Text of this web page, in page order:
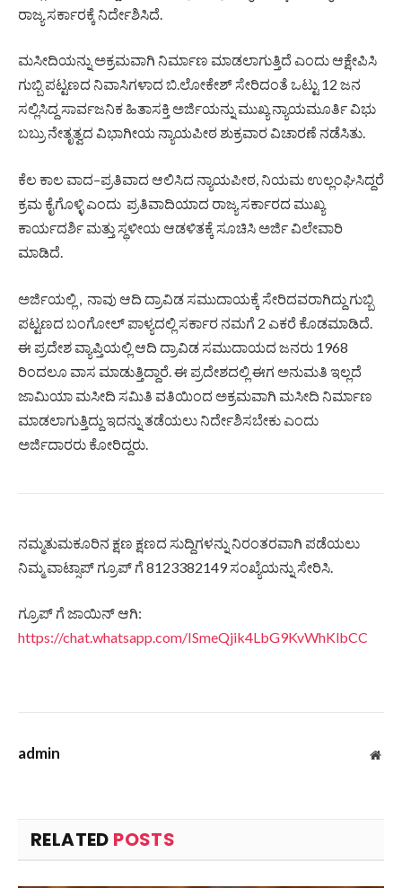
ರಾಜ್ಯ ಸರ್ಕಾರಕ್ಕೆ ನಿರ್ದೇಶಿಸಿದೆ.
ಮಸೀದಿಯನ್ನು ಅಕ್ರಮವಾಗಿ ನಿರ್ಮಾಣ ಮಾಡಲಾಗುತ್ತಿದೆ ಎಂದು ಆಕ್ಷೇಪಿಸಿ
ಗುಬ್ಬಿ ಪಟ್ಟಣದ ನಿವಾಸಿಗಳಾದ ಬಿ.ಲೋಕೇಶ್ ಸೇರಿದಂತೆ ಒಟ್ಟು 12 ಜನ
ಸಲ್ಲಿಸಿದ್ದ ಸಾರ್ವಜನಿಕ ಹಿತಾಸಕ್ತಿ ಅರ್ಜಿಯನ್ನು ಮುಖ್ಯ ನ್ಯಾಯಮೂರ್ತಿ ವಿಭು
ಬಬ್ರು ನೇತೃತ್ವದ ವಿಭಾಗೀಯ ನ್ಯಾಯಪೀಠ ಶುಕ್ರವಾರ ವಿಚಾರಣೆ ನಡೆಸಿತು.
ಕೆಲ ಕಾಲ ವಾದ–ಪ್ರತಿವಾದ ಆಲಿಸಿದ ನ್ಯಾಯಪೀಠ, ನಿಯಮ ಉಲ್ಲಂಘಿಸಿದ್ದರೆ
ಕ್ರಮ ಕೈಗೊಳ್ಳಿ ಎಂದು ಪ್ರತಿವಾದಿಯಾದ ರಾಜ್ಯ ಸರ್ಕಾರದ ಮುಖ್ಯ
ಕಾರ್ಯದರ್ಶಿ ಮತ್ತು ಸ್ಥಳೀಯ ಆಡಳಿತಕ್ಕೆ ಸೂಚಿಸಿ ಅರ್ಜಿ ವಿಲೇವಾರಿ
ಮಾಡಿದೆ.
ಅರ್ಜಿಯಲ್ಲಿ , ನಾವು ಆದಿ ದ್ರಾವಿಡ ಸಮುದಾಯಕ್ಕೆ ಸೇರಿದವರಾಗಿದ್ದು ಗುಬ್ಬಿ
ಪಟ್ಟಣದ ಬಂಗೋಲ್‌ ಪಾಳ್ಯದಲ್ಲಿ ಸರ್ಕಾರ ನಮಗೆ 2 ಎಕರೆ ಕೊಡಮಾಡಿದೆ.
ಈ ಪ್ರದೇಶ ವ್ಯಾಪ್ತಿಯಲ್ಲಿ ಆದಿ ದ್ರಾವಿಡ ಸಮುದಾಯದ ಜನರು 1968
ರಿಂದಲೂ ವಾಸ ಮಾಡುತ್ತಿದ್ದಾರೆ. ಈ ಪ್ರದೇಶದಲ್ಲಿ ಈಗ ಅನುಮತಿ ಇಲ್ಲದೆ
ಜಾಮಿಯಾ ಮಸೀದಿ ಸಮಿತಿ ವತಿಯಿಂದ ಅಕ್ರಮವಾಗಿ ಮಸೀದಿ ನಿರ್ಮಾಣ
ಮಾಡಲಾಗುತ್ತಿದ್ದು ಇದನ್ನು ತಡೆಯಲು ನಿರ್ದೇಶಿಸಬೇಕು ಎಂದು
ಅರ್ಜಿದಾರರು ಕೋರಿದ್ದರು.
ನಮ್ಮತುಮಕೂರಿನ ಕ್ಷಣ ಕ್ಷಣದ ಸುದ್ದಿಗಳನ್ನು ನಿರಂತರವಾಗಿ ಪಡೆಯಲು
ನಿಮ್ಮ ವಾಟ್ಸಾಪ್ ಗ್ರೂಪ್ ಗೆ 8123382149 ಸಂಖ್ಯೆಯನ್ನು ಸೇರಿಸಿ.
ಗ್ರೂಪ್ ಗೆ ಜಾಯಿನ್ ಆಗಿ:
https://chat.whatsapp.com/ISmeQjik4LbG9KvWhKlbCC
admin
RELATED POSTS